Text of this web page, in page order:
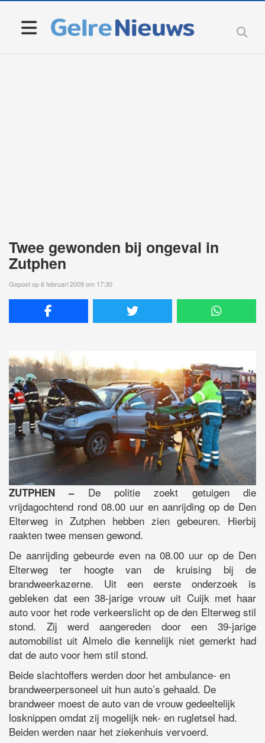
Twee gewonden bij ongeval in
Zutphen
Gepost op 6 februari 2009 om 17:30
ZUTPHEN –De politie zoekt getuigen die
vrijdagochtend rond 08.00 uur en aanrijding op de Den
Elterweg in Zutphen hebben zien gebeuren. Hierbij
raakten twee mensen gewond.
De aanrijding gebeurde even na 08.00 uur op de Den
Elterweg ter hoogte van de kruising bij de
brandweerkazerne. Uit een eerste onderzoek is
gebleken dat een 38-jarige vrouw uit Cuijk met haar
auto voor het rode verkeerslicht op de den Elterweg stil
stond. Zij werd aangereden door een 39-jarige
automobilist uit Almelo die kennelijk niet gemerkt had
dat de auto voor hem stil stond.
Beide slachtoffers werden door het ambulance- en
brandweerpersoneel uit hun auto’s gehaald. De
brandweer moest de auto van de vrouw gedeeltelijk
losknippen omdat zij mogelijk nek- en rugletsel had.
Beiden werden naar het ziekenhuis vervoerd.